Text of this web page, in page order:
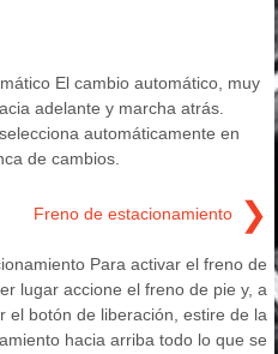
El cambio automático, muy
adelante y marcha atrás.
automáticamente en
de cambios.
Freno de estacionamiento ❯
Para activar el freno de
lugar accione el freno de pie y, a
el botón de liberación, estire de la
hacia arriba todo lo que se